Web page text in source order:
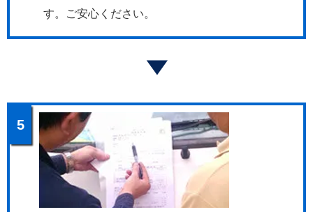
す。ご安心ください。
5